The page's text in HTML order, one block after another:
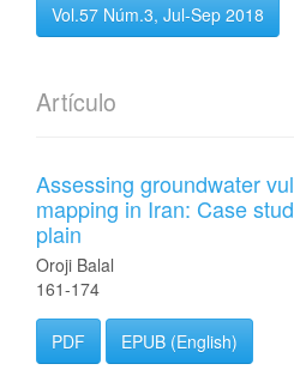
Vol.57 Núm.3, Jul-Sep 2018
Artículo
Assessing groundwater
mapping in Iran: Case
plain
Oroji Balal
161-174
PDF EPUB (English)